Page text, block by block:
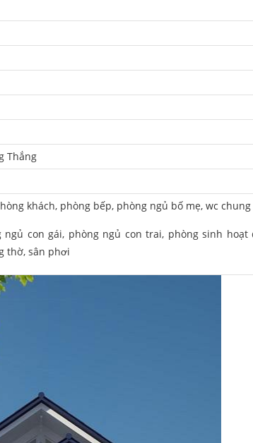
Thắng
khách, phòng bếp, phòng ngủ bố mẹ, wc chung
ngủ con gái, phòng ngủ con trai, phòng sinh hoạt
thờ, sân phơi